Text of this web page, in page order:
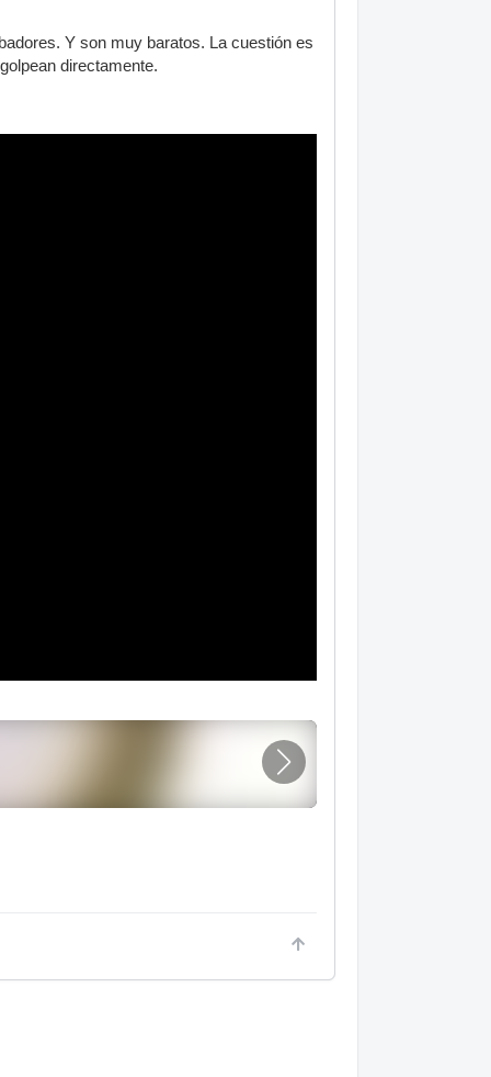
Y son muy baratos. La cuestión es
directamente.